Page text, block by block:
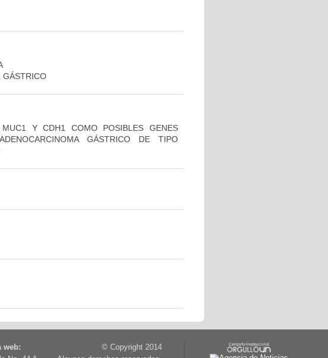
GÁSTRICO
Y CDH1 COMO POSIBLES GENES
GÁSTRICO DE TIPO
web:
© Copyright 2014